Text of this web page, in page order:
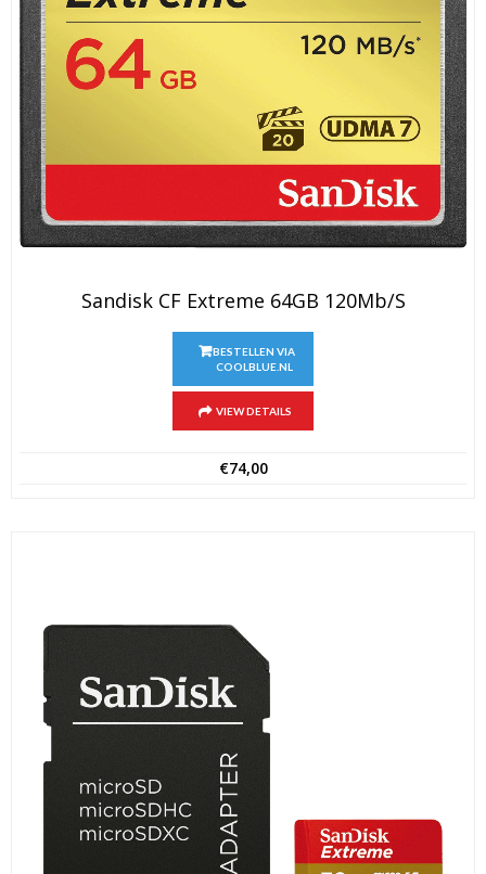
Sandisk CF Extreme 64GB 120Mb/s
BESTELLEN VIA
COOLBLUE.NL
VIEW DETAILS
€74,00